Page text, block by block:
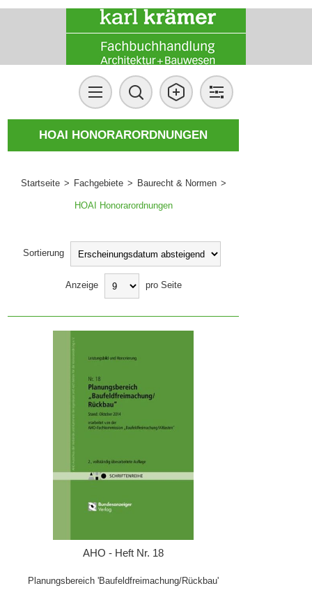
HOAI HONORARORDNUNGEN
Startseite > Fachgebiete > Baurecht & Normen >
HOAI Honorarordnungen
Sortierung
Anzeige pro Seite
AHO - Heft Nr. 18
Planungsbereich 'Baufeldfreimachung/Rückbau'